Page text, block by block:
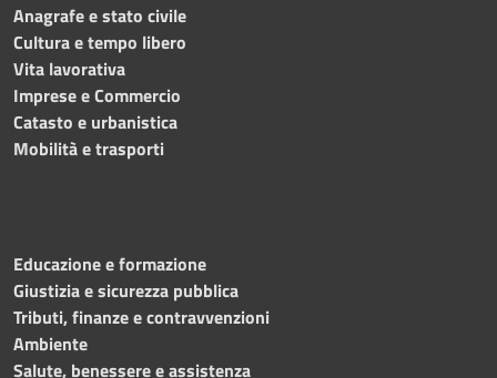
Anagrafe e stato civile
Cultura e tempo libero
Vita lavorativa
Imprese e Commercio
Catasto e urbanistica
Mobilità e trasporti
Educazione e formazione
Giustizia e sicurezza pubblica
Tributi, finanze e contravvenzioni
Ambiente
Salute, benessere e assistenza